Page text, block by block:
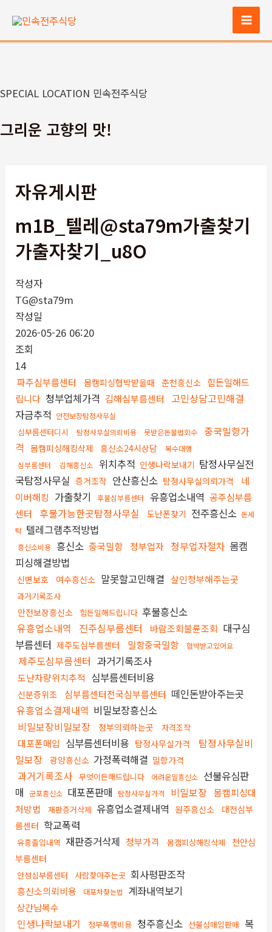
츠
너
기
Main
SPECIAL LOCATION 민속전주식당
그리운 고향의 맛!
자유게시판
m1B_텔레@sta79m가출찾기
가출자찾기_u8O
작성자
TG@sta79m
작성일
2026-05-26 06:20
조회
14
파주심부름센터 몸캠피싱협박받을때 춘천흥신소 힘든일해드
립니다 청부업체가격 김해심부름센터
고민상담고민해결
자금추적 안전보장탐정사무실
심부름센터디시 탐정사무실의뢰비용 못받은돈불법회수
중국밀항가
격
몸캠피싱해킹삭제 흥신소24시상담
복수대행
심부름센터
김해흥신소 위치추적 인생나락보내기 탐정사무실전
국탐정사무실 증거조작 안산흥신소 탐정사무실의뢰가격
네
이버해킹 가출찾기 후불심부름센터 유흥업소내역 공주심부름
센터
후불가능한곳탐정사무실 도난폰찾기 전주흥신소 돈세
탁 텔레그램추적방법
흥신소비용 흥신소 중국밀항 청부업자 청부업자절차 몸캠
피싱해결방법
신변보호 여수흥신소 말못할고민해결 살인청부해주는곳
과거기록조사
안전보장흥신소 힘든일해드립니다 후불흥신소
유흥업소내역
진주심부름센터 바람조회불륜조회 대구심
부름센터 제주도심부름센터 밀항중국밀항 협박받고있어요
제주도심부름센터 과거기록조사
도난차량위치추적 심부름센터비용
신분증위조 심부름센터전국심부름센터 떼인돈받아주는곳
유흥업소결제내역 비밀보장흥신소
비밀보장비밀보장
청부의뢰하는곳 자격조작
대포폰매입 심부름센터비용 탐정사무실가격
탐정사무실비
밀보장
광양흥신소 가정폭력해결 밀항가격
과거기록조사 무엇이든해드립니다 어려운일흥신소 선불유심판
매
군포흥신소 대포폰판매 탐정사무실가격 비밀보장 몸캠피싱대
처방법
재판증거삭제 유흥업소결제내역 원주흥신소
대전심부
름센터 학교폭력
유흥출입내역 재판증거삭제 청부가격 몸캠피싱해킹삭제
천안심
부름센터
안성심부름센터 사람찾아주는곳 회사평판조작
흥신소의뢰비용 대포차찾는법 계좌내역보기
상간남복수
인생나락보내기 청부폭행비용 청주흥신소 선불심매입판매 복